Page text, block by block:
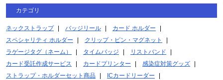
カテゴリ
ネックストラップ バッジリール
カード ホルダー
スペシャリティ ホルダー
クリップ・ピン・マグネット
ラゲージタグ（ネーム）
タイムバッジ
リストバンド
カード受託作成サービス
カードプリンター
感染症対策グッズ
ストラップ・ホルダーセット商品
ICカードリーダー